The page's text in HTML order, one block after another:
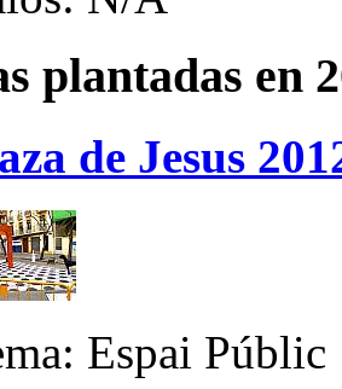
plantadas en
de Jesus
Espai Públic